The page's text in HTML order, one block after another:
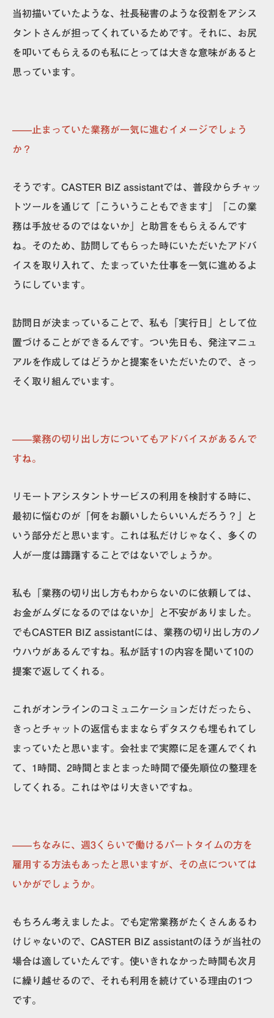
当初描いていたような、社長秘書のような役割をアシス
タントさんが担ってくれているためです。それに、お尻
を叩いてもらえるのも私にとっては大きな意味があると
思っています。
——止まっていた業務が一気に進むイメージでしょう
か？
そうです。CASTER BIZ assistantでは、 普段からチャッ
トツールを通じて「こういうこともできます」「この業
務は手放せるのではないか」と助言をもらえる んです
ね。そのため、訪問してもらった時にいただいたアドバ
イスを取り入れて、たまっていた仕事を一気に進めるよ
うにしています。
訪問日が決まっていることで、私も「実行日」として位
置づけることができるんです。つい先日も、発注マニュ
アルを作成してはどうかと提案をいただいたので、さっ
そく取り組んでいます。
——業務の切り出し方についてもアドバイスがあるんで
すね。
リモートアシスタントサービスの利用を検討する時に、
最初に悩むのが「何をお願いしたらいいんだろう？」と
いう部分だと思います。これは私だけじゃなく、多くの
人が一度は躊躇することではないでしょうか。
私も「業務の切り出し方もわからないのに依頼しては、
お金がムダになるのではないか」と不安がありました。
でもCASTER BIZ assistantには、業務の切り出し方のノ
ウハウがある んですね。私が話す1の内容を聞いて10の
提案で返してくれる。
これがオンラインのコミュニケーションだけだったら、
きっとチャットの返信もままならずタスクも埋もれてし
まっていたと思います。会社まで実際に足を運んでくれ
て、1時間、2時間とまとまった時間で優先順位の整理を
してくれる。これはやはり大きいですね。
——ちなみに、週3くらいで働けるパートタイムの方を
雇用する方法もあったと思いますが、その点については
いかがでしょうか。
もちろん考えましたよ。でも定常業務がたくさんあるわ
けじゃないので、CASTER BIZ assistantのほうが当社の
場合は適していたんです。 使いきれなかった時間も次月
に繰り越せるので、それも利用を続けている理由の1つ
です。